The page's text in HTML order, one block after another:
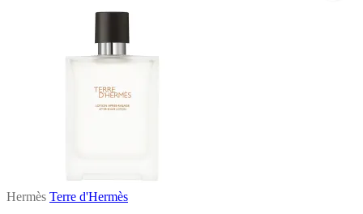
Hermès Terre d'Hermès